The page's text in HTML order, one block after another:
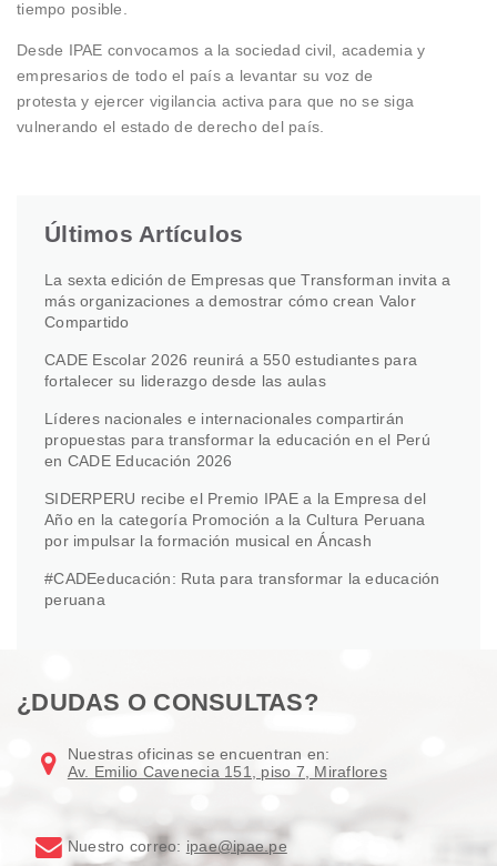
tiempo posible.
Desde IPAE convocamos a la sociedad civil, academia y
empresarios de todo el país a levantar su voz de
protesta y ejercer vigilancia activa para que no se siga
vulnerando el estado de derecho del país.
Últimos Artículos
La sexta edición de Empresas que Transforman invita a
más organizaciones a demostrar cómo crean Valor
Compartido
CADE Escolar 2026 reunirá a 550 estudiantes para
fortalecer su liderazgo desde las aulas
Líderes nacionales e internacionales compartirán
propuestas para transformar la educación en el Perú
en CADE Educación 2026
SIDERPERU recibe el Premio IPAE a la Empresa del
Año en la categoría Promoción a la Cultura Peruana
por impulsar la formación musical en Áncash
#CADEeducación: Ruta para transformar la educación
peruana
¿DUDAS O CONSULTAS?
Nuestras oficinas se encuentran en:
Av. Emilio Cavenecia 151, piso 7, Miraflores
Nuestro correo: ipae@ipae.pe